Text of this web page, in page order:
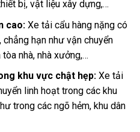
bị, vật liệu xây dựng,…
cao:Xe tải cẩu hàng nặng có
chẳng hạn như vận chuyển
nhà, nhà xưởng,…
khu vực chật hẹp: Xe tải
linh hoạt trong các khu
trong các ngõ hẻm, khu dân